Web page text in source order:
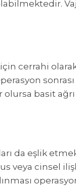
cerrahi
basit
da eşlik
veya cinsel